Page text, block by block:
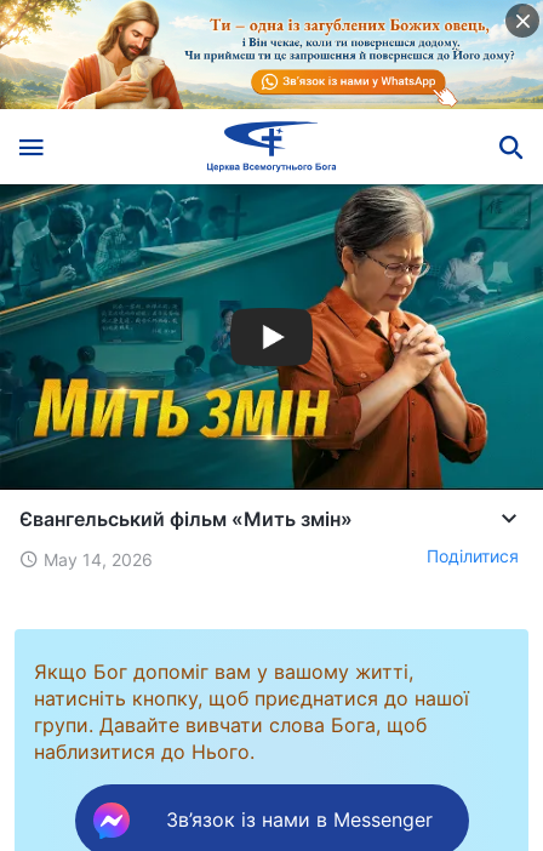
Євангельський фільм «Мить змін»
May 14, 2026 Поділитися
Якщо Бог допоміг вам у вашому житті,
натисніть кнопку, щоб приєднатися до нашої
групи. Давайте вивчати слова Бога, щоб
наблизитися до Нього.
Зв’язок із нами в Messenger